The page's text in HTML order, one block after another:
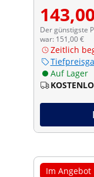
Der günstigste
war: 151,00 €
Zeitlich
Auf Lager
Im Angebot